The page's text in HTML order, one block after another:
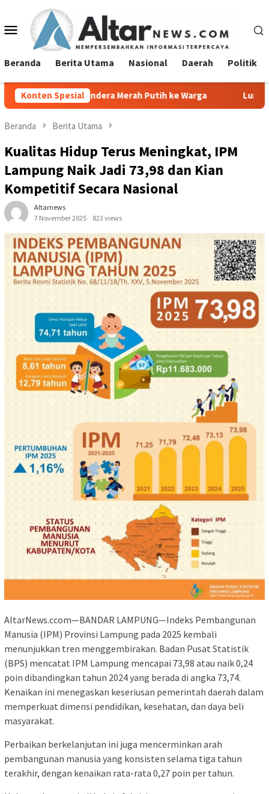
konten Menu
Mobile
Beranda Berita Utama Nasional Daerah Politik
Konten Spesial
Merah Putih ke Warga Lurah Tanjung Agung Raya
Beranda Berita Utama
Kualitas Hidup Terus Meningkat, IPM
Lampung Naik Jadi 73,98 dan Kian
Kompetitif Secara Nasional
Altarnews
7 November 2025
823 views
AltarNews.ccom—BANDAR LAMPUNG—Indeks Pembangunan
Manusia (IPM) Provinsi Lampung pada 2025 kembali
menunjukkan tren menggembirakan. Badan Pusat Statistik
(BPS) mencatat IPM Lampung mencapai 73,98 atau naik 0,24
poin dibandingkan tahun 2024 yang berada di angka 73,74.
Kenaikan ini menegaskan keseriusan pemerintah daerah dalam
memperkuat dimensi pendidikan, kesehatan, dan daya beli
masyarakat.
Perbaikan berkelanjutan ini juga mencerminkan arah
pembangunan manusia yang konsisten selama tiga tahun
terakhir, dengan kenaikan rata-rata 0,27 poin per tahun.